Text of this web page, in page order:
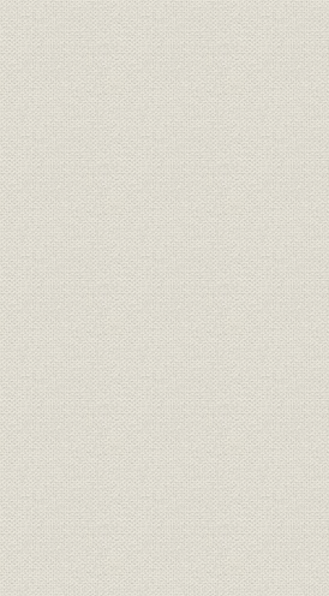
表28 ゼンジミア・ミル(西宮工場)
表29 電縫鋼管製造設備(西宮工場)
表30 弧光式電気炉(知多工場)
表31 スパイラル鋼管製造設備(知多
表32 電縫鋼管製造設備(知多工場)
表33 継目無鋼管製造設備(知多工場)
表34 鍛接鋼管製造設備(知多工場)
表35 最初の建設計画の概要(千葉製鉄
表36 西工場の設備計画内容(千葉製
表37 高炉(千葉製鉄所)
表38 平炉(千葉製鉄所)
表39 転炉(千葉製鉄所)